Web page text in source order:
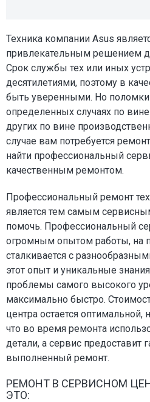
Техника компании Asus
привлекательным решением
Срок службы тех или иных
десятилетиями, поэтому в
быть уверенными. Но поломки
определенных случаях по
других по вине
случае вам потребуется
найти профессиональный
качественным ремонтом.
Профессиональный ремонт
является тем самым
помочь. Профессиональный
огромным опытом работы, на
сталкивается с
этот опыт и уникальные
проблемы самого высокого
максимально быстро.
центра остается
что во время ремонта
детали, а сервис предоставит
выполненный ремонт.
РЕМОНТ В СЕРВИСНОМ
ЭТО: